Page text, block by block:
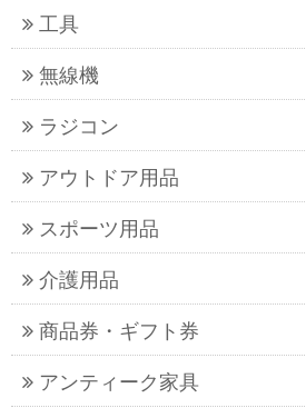
工具
無線機
ラジコン
アウトドア用品
スポーツ用品
介護用品
商品券・ギフト券
アンティーク家具